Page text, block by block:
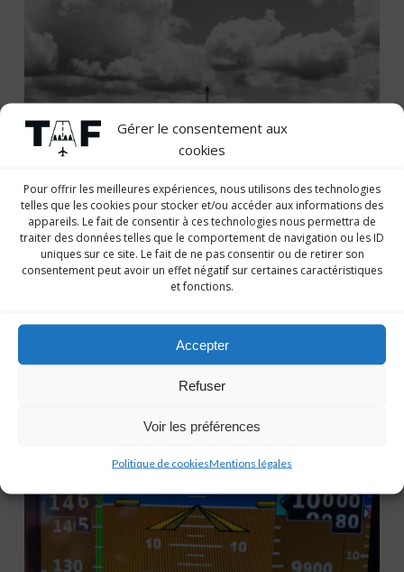
Gérer le consentement aux
cookies
Pour offrir les meilleures expériences, nous utilisons des technologies
telles que les cookies pour stocker et/ou accéder aux informations des
appareils. Le fait de consentir à ces technologies nous permettra de
traiter des données telles que le comportement de navigation ou les ID
uniques sur ce site. Le fait de ne pas consentir ou de retirer son
consentement peut avoir un effet négatif sur certaines caractéristiques
et fonctions.
Accepter
Refuser
Voir les préférences
Politique de cookiesMentions légales
Qualification de classe
MEP
Qualification bimoteur à piston.
EN SAVOIR +